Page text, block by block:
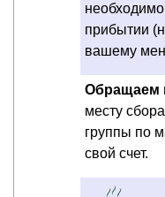
прибытии
вашему
Обращаем
месту
группы по
свой счет.